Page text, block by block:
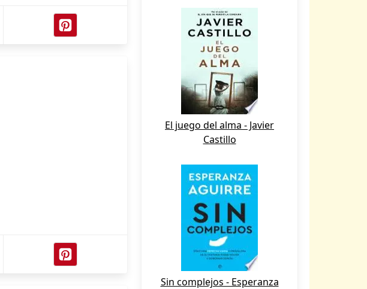
El juego del alma - Javier
Castillo
Sin complejos - Esperanza